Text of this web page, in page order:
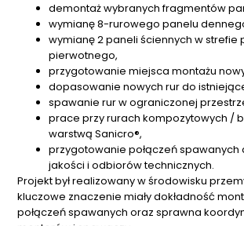
demontaż wybranych fragmentów
wymianę 8-rurowego panelu
wymianę 2 paneli ściennych w strefie
pierwotnego,
przygotowanie miejsca montażu
dopasowanie nowych rur do
spawanie rur w ograniczonej
prace przy rurach kompozytowych /
warstwą Sanicro®,
przygotowanie połączeń spawanych
jakości i odbiorów technicznych.
Projekt był realizowany w środowisku
kluczowe znaczenie miały dokładność
połączeń spawanych oraz sprawna